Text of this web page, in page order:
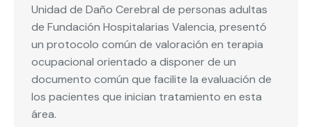
Unidad de Daño Cerebral de personas adultas
de Fundación Hospitalarias Valencia, presentó
un protocolo común de valoración en terapia
ocupacional orientado a disponer de un
documento común que facilite la evaluación de
los pacientes que inician tratamiento en esta
área.